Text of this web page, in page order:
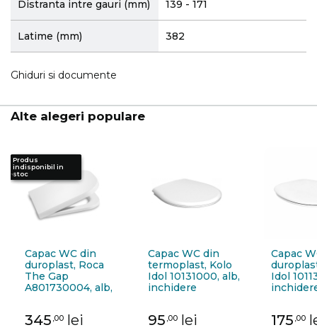
Distranta intre gauri (mm) 139 - 171
Latime (mm) 382
Ghiduri si documente
Alte alegeri populare
Capac WC din
duroplast, Roca
The Gap
A801730004, alb,
345 ,00 lei
Capac WC din
termoplast, Kolo
Idol 10131000, alb,
inchidere
95 ,00 lei
Capac
Idol
175 ,00
Produs
indisponibil in
stoc
Produs
indisponibil in
stoc
Produs
indisponibil in
stoc